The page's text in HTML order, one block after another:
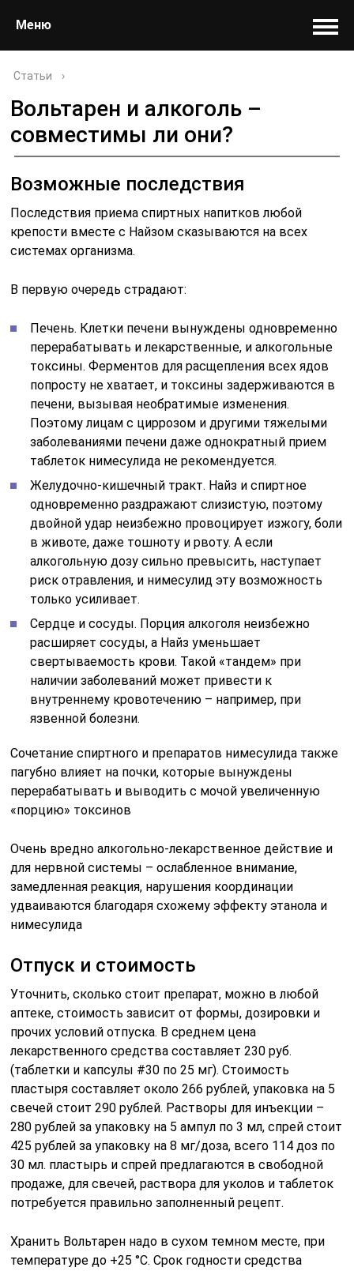
Меню
Статьи ›
Вольтарен и алкоголь –
совместимы ли они?
Возможные последствия
Последствия приема спиртных напитков любой
крепости вместе с Найзом сказываются на всех
системах организма.
В первую очередь страдают:
Печень. Клетки печени вынуждены одновременно
перерабатывать и лекарственные, и алкогольные
токсины. Ферментов для расщепления всех ядов
попросту не хватает, и токсины задерживаются в
печени, вызывая необратимые изменения.
Поэтому лицам с циррозом и другими тяжелыми
заболеваниями печени даже однократный прием
таблеток нимесулида не рекомендуется.
Желудочно-кишечный тракт. Найз и спиртное
одновременно раздражают слизистую, поэтому
двойной удар неизбежно провоцирует изжогу, боли
в животе, даже тошноту и рвоту. А если
алкогольную дозу сильно превысить, наступает
риск отравления, и нимесулид эту возможность
только усиливает.
Сердце и сосуды. Порция алкоголя неизбежно
расширяет сосуды, а Найз уменьшает
свертываемость крови. Такой «тандем» при
наличии заболеваний может привести к
внутреннему кровотечению – например, при
язвенной болезни.
Сочетание спиртного и препаратов нимесулида также
пагубно влияет на почки, которые вынуждены
перерабатывать и выводить с мочой увеличенную
«порцию» токсинов
Очень вредно алкогольно-лекарственное действие и
для нервной системы – ослабленное внимание,
замедленная реакция, нарушения координации
удваиваются благодаря схожему эффекту этанола и
нимесулида
Отпуск и стоимость
Уточнить, сколько стоит препарат, можно в любой
аптеке, стоимость зависит от формы, дозировки и
прочих условий отпуска. В среднем цена
лекарственного средства составляет 230 руб.
(таблетки и капсулы #30 по 25 мг). Стоимость
пластыря составляет около 266 рублей, упаковка на 5
свечей стоит 290 рублей. Растворы для инъекции –
280 рублей за упаковку на 5 ампул по 3 мл, спрей стоит
425 рублей за упаковку на 8 мг/доза, всего 114 доз по
30 мл. пластырь и спрей предлагаются в свободной
продаже, для свечей, раствора для уколов и таблеток
потребуется правильно заполненный рецепт.
Хранить Вольтарен надо в сухом темном месте, при
температуре до +25 °С. Срок годности средства